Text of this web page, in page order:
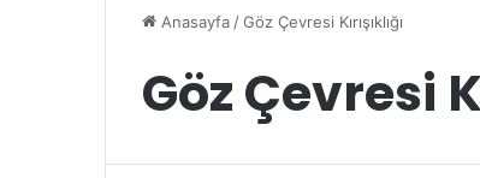
Anasayfa /Göz Çevresi Kırışıklığı
Göz Çevresi